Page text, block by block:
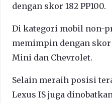
dengan skor 182 PP100.
Di kategori mobil non-
memimpin dengan skor
Mini dan Chevrolet.
Selain meraih posisi
Lexus IS juga